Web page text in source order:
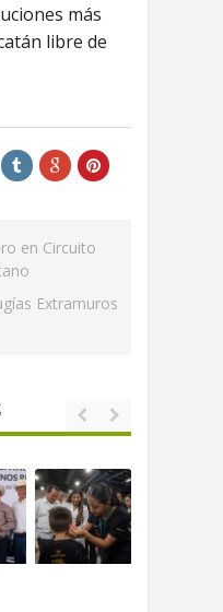
más
libre de
en Circuito
Extramuros